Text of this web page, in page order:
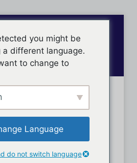
لقد قمت بتسجيل
you might be
a different language.
to change to:
Language
do not switch language